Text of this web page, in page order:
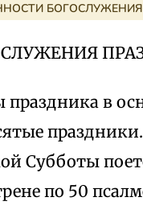
в
Субботы
по 50